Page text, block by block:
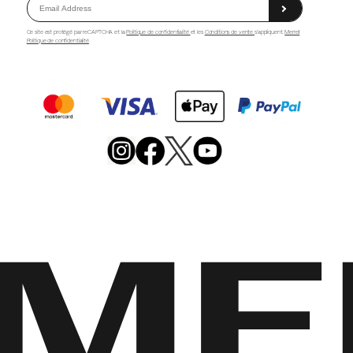
Ce site est protégé par reCAPTCHA et laPolitique de confidentialité et les Conditions de ventes'appliquent.Merrell
Politique de confidentialité
Merrell
Merrell
Footwear
on
X